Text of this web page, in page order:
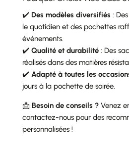
✔️ Des modèles diversifiés :
le quotidien et des pochettes
événements.
✔️ Qualité et durabilité: Des
réalisés dans des matières
✔️ Adapté à toutes les
jours à la pochette de soirée.
📩 Besoin de conseils ?Venez
contactez-nous pour des
personnalisées !